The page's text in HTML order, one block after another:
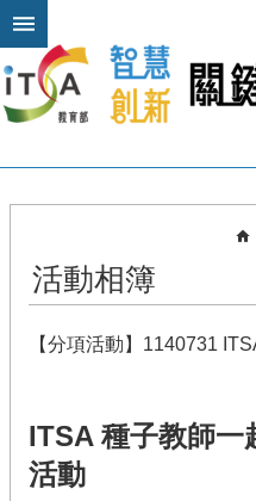
跳到主要內容區塊
進
搜
尋
本
計
計
畫
活動相簿
【分項活動】1140731
ITSA 種子教師一
活動